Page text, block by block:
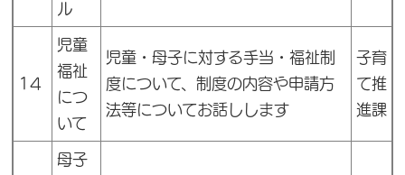
ル
14
児童
福祉
につ
いて
児童・母子に対する手当・福祉制
度について、制度の内容や申請方
法等についてお話しします
子育
て推
進課
母子